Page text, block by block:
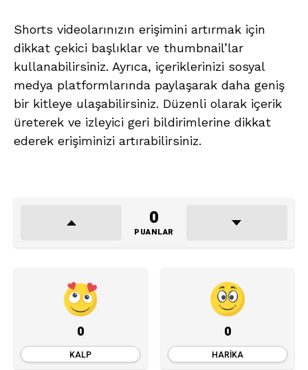
Shorts videolarınızın erişimini artırmak için
dikkat çekici başlıklar ve thumbnail’lar
kullanabilirsiniz. Ayrıca, içeriklerinizi sosyal
medya platformlarında paylaşarak daha geniş
bir kitleye ulaşabilirsiniz. Düzenli olarak içerik
üreterek ve izleyici geri bildirimlerine dikkat
ederek erişiminizi artırabilirsiniz.
0
PUANLAR
0
KALP
0
HARIKA